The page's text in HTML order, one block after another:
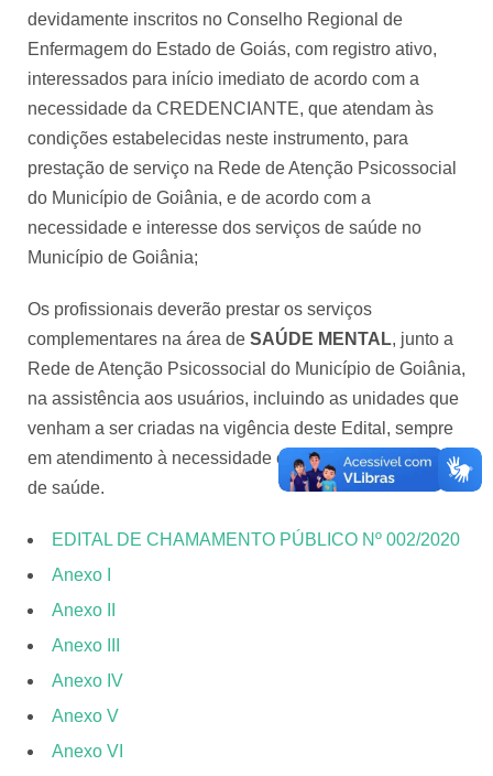
devidamente inscritos no Conselho Regional de
Enfermagem do Estado de Goiás, com registro ativo,
interessados para início imediato de acordo com a
necessidade da CREDENCIANTE, que atendam às
condições estabelecidas neste instrumento, para
prestação de serviço na Rede de Atenção Psicossocial
do Município de Goiânia, e de acordo com a
necessidade e interesse dos serviços de saúde no
Município de Goiânia;
Os profissionais deverão prestar os serviços
complementares na área de SAÚDE MENTAL, junto a
Rede de Atenção Psicossocial do Município de Goiânia,
na assistência aos usuários, incluindo as unidades que
venham a ser criadas na vigência deste Edital, sempre
em atendimento à necessidade e interesse dos serviços
de saúde.
EDITAL DE CHAMAMENTO PÚBLICO Nº 002/2020
Anexo I
Anexo II
Anexo III
Anexo IV
Anexo V
Anexo VI